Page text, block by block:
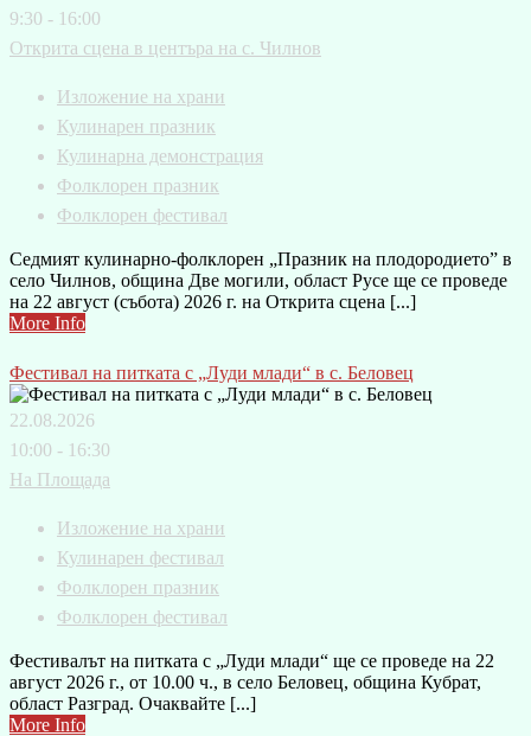
9:30 - 16:00
Открита сцена в центъра на с. Чилнов
Изложение на храни
Кулинарен празник
Кулинарна демонстрация
Фолклорен празник
Фолклорен фестивал
Седмият кулинарно-фолклорен „Празник на плодородието” в
село Чилнов, община Две могили, област Русе ще се проведе
на 22 август (събота) 2026 г. на Открита сцена [...]
More Info
Фестивал на питката с „Луди млади“ в с. Беловец
22.08.2026
10:00 - 16:30
На Площада
Изложение на храни
Кулинарен фестивал
Фолклорен празник
Фолклорен фестивал
Фестивалът на питката с „Луди млади“ ще се проведе на 22
август 2026 г., от 10.00 ч., в село Беловец, община Кубрат,
област Разград. Очаквайте [...]
More Info